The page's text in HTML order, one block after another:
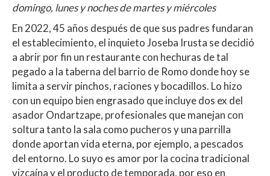
domingo, lunes y noches de martes y miércoles
En 2022, 45 años después de que sus padres fundaran
el establecimiento, el inquieto Joseba Irusta se decidió
a abrir por fin un restaurante con hechuras de tal
pegado a la taberna del barrio de Romo donde hoy se
limita a servir pinchos, raciones y bocadillos. Lo hizo
con un equipo bien engrasado que incluye dos ex del
asador Ondartzape, profesionales que manejan con
soltura tanto la sala como pucheros y una parrilla
donde aportan vida eterna, por ejemplo, a pescados
del entorno. Lo suyo es amor por la cocina tradicional
vizcaína y el producto de temporada, por eso en